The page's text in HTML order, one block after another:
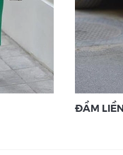
ĐẦM